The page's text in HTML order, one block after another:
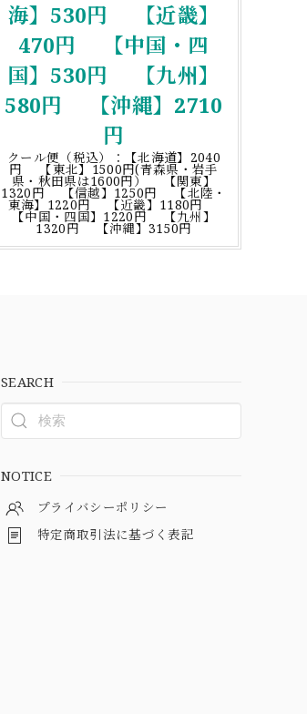
海】530円 【近畿】
470円 【中国・四
国】530円 【九州】
580円 【沖縄】2710
円
クール便（税込）：【北海道】2040
円 【東北】1500円(青森県・岩手
県・秋田県は1600円） 【関東】
1320円 【信越】1250円 【北陸・
東海】1220円 【近畿】1180円
【中国・四国】1220円 【九州】
1320円 【沖縄】3150円
SEARCH
NOTICE
プライバシーポリシー
特定商取引法に基づく表記